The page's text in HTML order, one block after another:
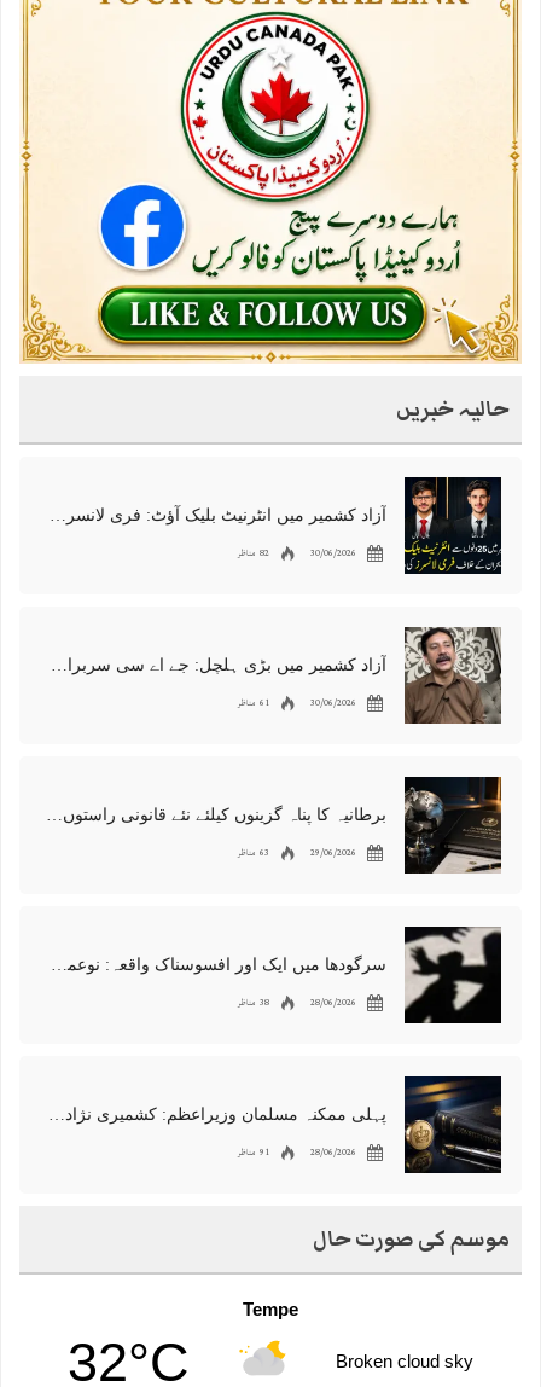
حالیہ خبریں
آزاد کشمیر میں انٹرنیٹ بلیک آؤٹ: فری لانسرز کا معاشی قتل، احتجاج شروع
30/06/2026 82 مناظر
آزاد کشمیر میں بڑی ہلچل: جے اے سی سربراہ شوکت نواز میر کی گرفتاری، دھرنا جاری
30/06/2026 61 مناظر
برطانیہ کا پناہ گزینوں کیلئے نئے قانونی راستوں اور اسپانسر شپ نظام کا اعلان
29/06/2026 63 مناظر
سرگودھا میں ایک اور افسوسناک واقعہ: نوعمر لڑکے سے مبینہ زیادتی، مقدمہ درج
28/06/2026 38 مناظر
پہلی ممکنہ مسلمان وزیراعظم: کشمیری نژاد شبانہ محمود برطانیہ میں مقبول
28/06/2026 91 مناظر
موسم کی صورت حال
Tempe
32°C Broken cloud sky